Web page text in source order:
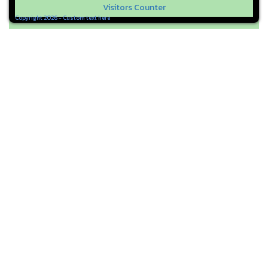
Copyright 2026 - Custom text here
Visitors Counter